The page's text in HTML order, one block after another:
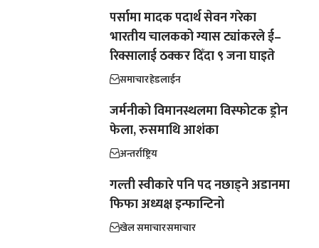
पर्सामा मादक पदार्थ सेवन गरेका
भारतीय चालकको ग्यास ट्यांकरले ई–
रिक्सालाई ठक्कर दिँदा ९ जना घाइते
समाचारहेडलाईन
जर्मनीको विमानस्थलमा विस्फोटक ड्रोन
फेला, रुसमाथि आशंका
अन्तर्राष्ट्रिय
गल्ती स्वीकारे पनि पद नछाड्ने अडानमा
फिफा अध्यक्ष इन्फान्टिनो
खेल समाचारसमाचार